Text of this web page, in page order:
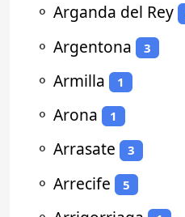
⚬ Arganda del Rey
⚬ Argentona 3
⚬ Armilla 1
⚬ Arona 1
⚬ Arrasate 3
⚬ Arrecife 5